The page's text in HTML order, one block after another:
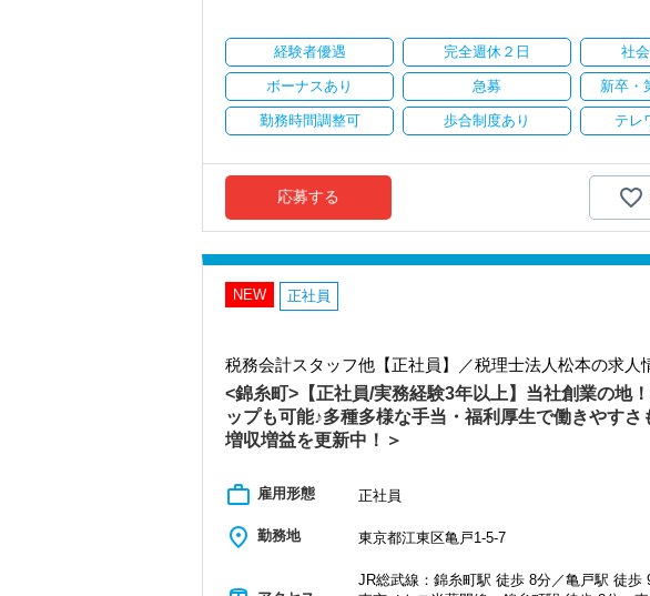
【求職者へのメッセージ】
当社の実践型インターンでは、普段の学生生活では扱うことの
そのため、勢いだけではどうにもならない課題や問題点もでて
ょう！
常に自ら学ぶ姿勢で臨んでください。着実に実績を作りながら
多くのインターン生を育成した実績がありますので、安心して
感して頂けると思います。
自分が「将来こうなりたい」「こんな風に成⻑したい」「こう
若いパワーのある方を求めています。
きませんか？
【現役スタッフの声】
インターン時代は「ここまでやるの！？」というくらい実践に近
だからこそ実力がつき達成感を得ることができました。
まだ入社１年目ですが、すでに法人20件・個人8件を担当させて
現在は、税理士を目指して勉強にも励んでいます。
オフィスに税理士がいるので、わからないことはすぐ聞けるのが
す。
会社の良いところは“温かさ”があります。
お客様に対しても、仲間に対しても、アットホームで明るい会社
チームで動いているので、わからないことや困ったことの相談
安心です。
【現在のスタッフの6割が業界未経験者！異業種からの転職も大
当社で活躍する未経験者は6割を占めているので、育成には多く
安心してこの業界に飛び込んできてください！
入社後はOJTとOFF-JTを並行してマンツーマンで指導します。
いてはOJTで実践的に研修を実施。
社内のロープレでお客様対応の練習ができるので、より堅実にス
まずは簡単な入力業務から少しずつ仕事に慣れてもらい、でき
いきます。
私たちが未経験者に求めるのは、謙虚さと素直さです。
常に学ぶ姿勢を忘れず、謙虚に仕事に取り組んでくださる方を求
わからないことがあれば、誰でも最初は初心者なので、遠慮なく
・新しいことでも吸収して取り組んでいただける人
・積極性と向上心を持ち合わせている人
・わからないことはわからないと素直に言える人
・はじめてのことでも前向きに取り組める人
【ITシステム完備で効率よく業務をこなせます】
代表が作業環境にも気を配っており、デュアルモニターを全席設
入力もAI-OCRを使用して、業務効率化とペーパーレス化を進め
サインなどを活用しているので効率よくストレスフリーに業務を
ぜひ体験してください！
【明確なキャリアパスで成長をバックアップします】
ています。
安定性抜群の環境で自己成長を実現できます。
社員の持つ「やる・やりたい」という気持ちを大事にしているた
なキャリアアップが可能です！
会計事務所経験者の方には幅広い業務に携わっていただき、早
も挑戦できます！これまでの経験・知識を活かしながら、さらに
創業以来17年連続増収増益、顧問先数2500以上、全国6拠点で安
お客様に事務所までご来社いただく来所型サービスで、中小企
専門Webサイトを10サイト以上運営しており、新規顧問契約のお
税理士という仕事は不況に強い仕事で、融資対応、給付金のサポ
業務は数多く存在しています。
そのため、全拠点でスタッフの増員に力を入れており、さらな
また、職場環境の改善に積極的に取り組む企業に対して認証され
積極的に推進していきます。
長く安心して働ける環境を用意してお待ちしておりますので、
【渋谷の事務所はこんなオフィスです】
新宿オフィスの精鋭スタッフが立ち上げメンバーとして運営をス
経験者優遇 完全週休２日 社
ボーナスあり 急募 新卒・
勤務時間調整可 歩合制度あり テレ
応募する
NEW 正社員
税務会計スタッフ他【正社員】／税理士法人松本の求人
<錦糸町>【正社員/実務経験3年以上】当社創業の地
ップも可能♪多種多様な手当・福利厚生で働きやす
増収増益を更新中！＞
work_outline 雇用形態 正社員
place 勤務地 東京都江東区亀戸1-5-7
JR総武線：錦糸町駅 徒歩 8分／亀戸駅 徒歩